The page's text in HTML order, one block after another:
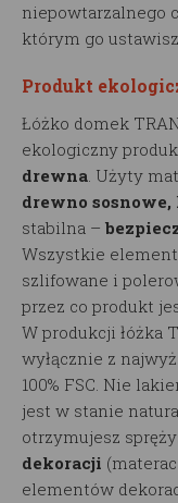
niepowtarzalnego
którym go
Produkt
Łóżko domek
ekologiczny
drewna. Użyty
drewno sosnowe,
stabilna –
Wszystkie
szlifowane i
przez co produkt
W produkcji łóżka
wyłącznie z
100% FSC. Nie
jest w stanie
otrzymujesz
dekoracji
elementów